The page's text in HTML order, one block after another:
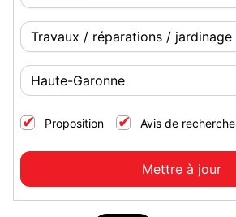
Proposition Avis de recherche